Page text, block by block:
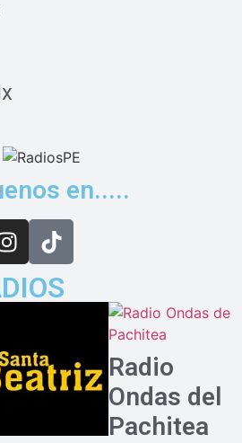
en.....
Radio
Ondas del
Pachitea